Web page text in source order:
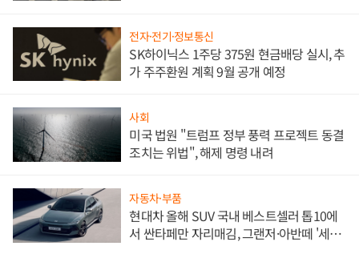
전자·전기·정보통신
SK하이닉스 1주당 375원 현금배당 실시, 추
가 주주환원 계획 9월 공개 예정
사회
미국 법원 "트럼프 정부 풍력 프로젝트 동결
조치는 위법", 해제 명령 내려
자동차·부품
현대차 올해 SUV 국내 베스트셀러 톱10에
서 싼타페만 자리매김, 그랜저·아반떼 '세단